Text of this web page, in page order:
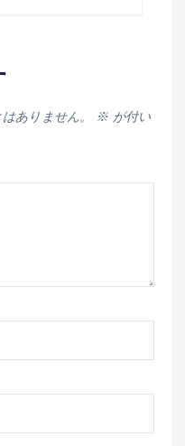
ありません。 ※が付い